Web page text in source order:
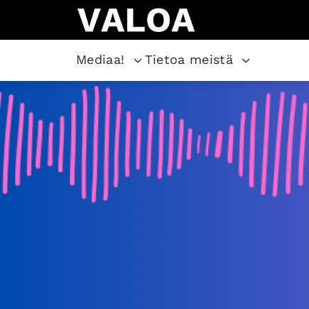
Mediaa! Tietoa meistä